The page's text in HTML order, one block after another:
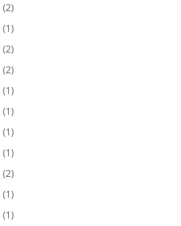
(2)
(1)
(2)
(2)
(1)
(1)
(1)
(1)
(2)
(1)
(1)